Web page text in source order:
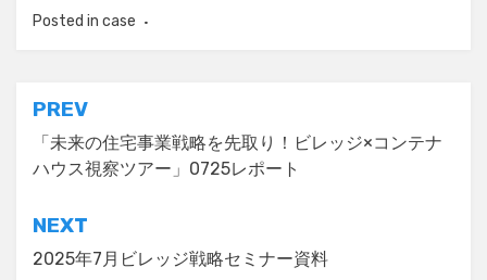
Posted in case
投
稿
ナ
ビ
ゲ
PREV
「未来の住宅事業戦略を先取り！ビレッジ×コンテナ
ハウス視察ツアー」0725レポート
NEXT
2025年7月ビレッジ戦略セミナー資料